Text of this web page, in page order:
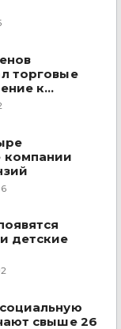
торговые
к
товарам
компании
детские
свыше 26